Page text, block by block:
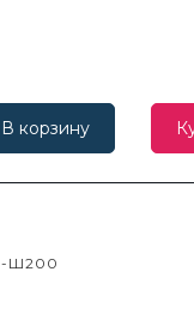
В корзину
Ш200